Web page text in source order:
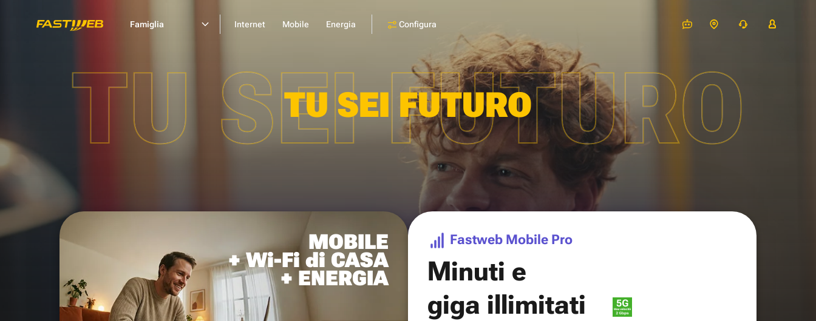
Famiglia Internet Mobile Energia Configura
TU SEI FUTURO
TU SEI FUTURO
MOBILE
+ Wi-Fi di CASA
+ ENERGIA
Fastweb Mobile Pro
Minuti e
giga illimitati